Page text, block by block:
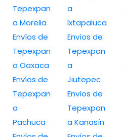
Tepexpan
a Morelia
Envíos de
Tepexpan
a Oaxaca
Envíos de
Tepexpan
a
Pachuca
a
Ixtapaluca
Envíos de
Tepexpan
a
Jiutepec
Envíos de
Tepexpan
a Kanasín